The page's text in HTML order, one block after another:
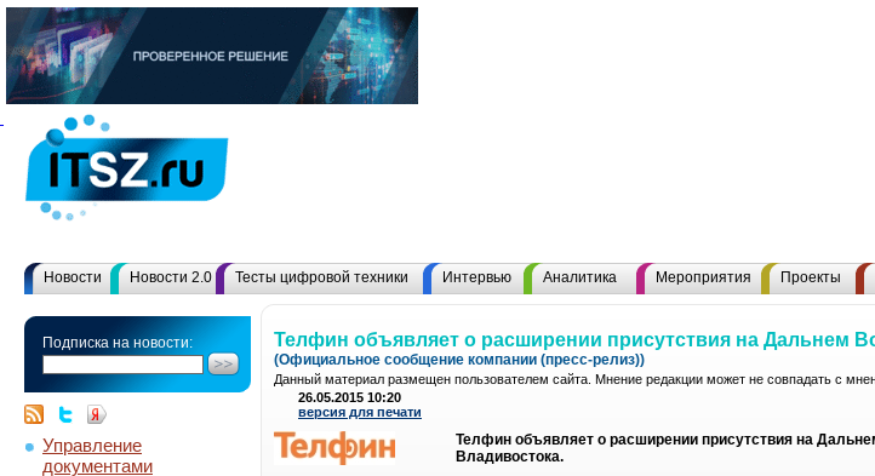
Новости Новости 2.0 Тесты цифровой техники Интервью Аналитика Мероприятия Проекты
Подписка на новости:
Управление
документами
Телфин объявляет о расширении присутствия на Дальнем
(Официальное сообщение компании (пресс-релиз))
Данный материал размещен пользователем сайта. Мнение редакции может не совпадать с
26.05.2015 10:20
версия для печати
Телфин объявляет о расширении присутствия на
Владивостока.